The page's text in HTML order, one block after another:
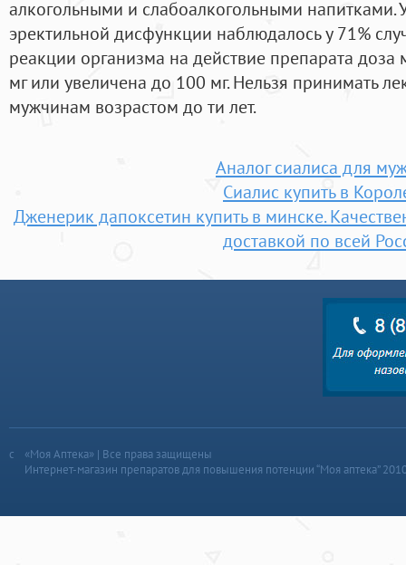
алкогольными и слабоалкогольными
эректильной дисфункции наблюдалось у 71%
реакции организма на действие препарата
мг или увеличена до 100 мг. Нельзя принимать
мужчинам возрастом до ти лет.
Аналог сиалиса для
Сиалис купить в
Дженерик дапоксетин купить в минске.
доставкой по всей
«Моя Аптека» | Все права защищены
Интернет-магазин препаратов для повышения потенции “Моя аптека”